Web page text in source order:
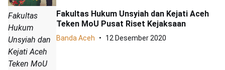
Fakultas
Hukum
Unsyiah dan
Kejati Aceh
Teken MoU
Fakultas Hukum Unsyiah dan Kejati Aceh
Teken MoU Pusat Riset Kejaksaan
Banda Aceh 12 Desember 2020